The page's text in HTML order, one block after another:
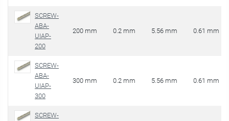
SCREW-
ABA-
UIAP-
200
200 mm 0.2 mm 5.56 mm 0.61 mm
SCREW-
ABA-
UIAP-
300
300 mm 0.2 mm 5.56 mm 0.61 mm
SCREW-